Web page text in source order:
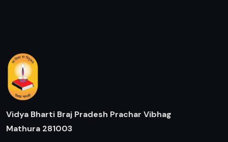
Vidya Bharti Braj Pradesh Prachar Vibhag
Mathura 281003